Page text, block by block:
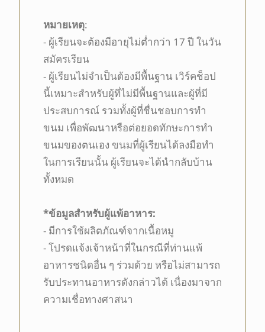
หมายเหตุ:
- ผู้เรียนจะต้องมีอายุไม่ต่ำกว่า 17 ปี ในวัน
สมัครเรียน
- ผู้เรียนไม่จำเป็นต้องมีพื้นฐาน เวิร์คช็อป
นี้เหมาะสำหรับผู้ที่ไม่มีพื้นฐานและผู้ที่มี
ประสบการณ์ รวมทั้งผู้ที่ชื่นชอบการทำ
ขนม เพื่อพัฒนาหรือต่อยอดทักษะการทำ
ขนมของตนเอง ขนมที่ผู้เรียนได้ลงมือทำ
ในการเรียนนั้น ผู้เรียนจะได้นำกลับบ้าน
ทั้งหมด
*ข้อมูลสำหรับผู้แพ้อาหาร:
- มีการใช้ผลิตภัณฑ์จากเนื้อหมู
- โปรดแจ้งเจ้าหน้าที่ในกรณีที่ท่านแพ้
อาหารชนิดอื่น ๆ ร่วมด้วย หรือไม่สามารถ
รับประทานอาหารดังกล่าวได้ เนื่องมาจาก
ความเชื่อทางศาสนา